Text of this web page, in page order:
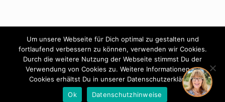
Impressum|Datenschutz
©2021 Frau in Bestform
Um unsere Webseite für Dich optimal zu gestalten und
fortlaufend verbessern zu können, verwenden wir Cookies.
Durch die weitere Nutzung der Webseite stimmst Du der
Verwendung von Cookies zu. Weitere Informationen zu
Cookies erhältst Du in unserer Datenschutzerklärung
Ok
Datenschutzhinweise
1